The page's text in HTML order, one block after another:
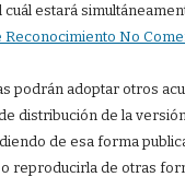
cuál estará
Reconocimiento No
podrán adoptar otros
distribución de la
de esa forma
reproducirla de otras